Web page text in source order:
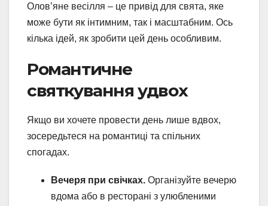
Олов’яне весілля – це привід для свята, яке
може бути як інтимним, так і масштабним. Ось
кілька ідей, як зробити цей день особливим.
Романтичне
святкування удвох
Якщо ви хочете провести день лише вдвох,
зосередьтеся на романтиці та спільних
спогадах.
Вечеря при свічках. Організуйте вечерю
вдома або в ресторані з улюбленими